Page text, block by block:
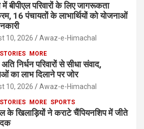
में बीपीएल परिवारों के लिए जागरूकता
16 पंचायतों के लाभार्थियों को योजनाओं
10, 2026 Awaz-e-Himachal
MORE
निर्धन परिवारों से सीधा संवाद,
का लाभ दिलाने पर जोर
10, 2026 Awaz-e-Himachal
MORE SPORTS
के खिलाड़ियों ने कराटे चैंपियनशिप में जीते